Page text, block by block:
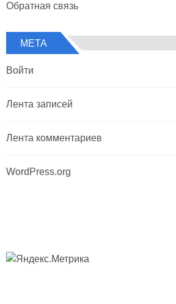
Обратная связь
МЕТА
Войти
Лента записей
Лента комментариев
WordPress.org